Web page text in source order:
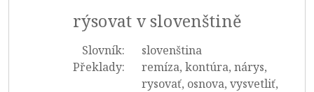
rýsovat v slovenštině
Slovník:
slovenština
Překlady:
remíza, kontúra, nárys,
rysovať, osnova, vysvetliť,